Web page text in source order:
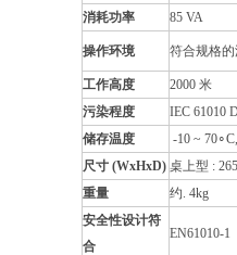
消耗功率
85 VA
操作环境 符合规格的
工作高度
2000 米
污染程度
IEC 61010
储存温度
-10 ~
尺寸 (WxHxD) 桌上型 :
重量
约. 4kg
安全性设计符
合
EN61010-1